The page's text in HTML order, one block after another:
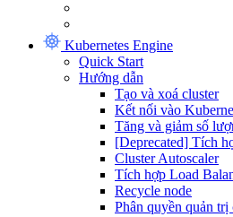
Kubernetes Engine
Quick Start
Hướng dẫn
Tạo và xoá cluster
Kết nối vào
Tăng và giảm số
[Deprecated] Tích
Cluster Autoscaler
Tích hợp Load
Recycle node
Phân quyền quản